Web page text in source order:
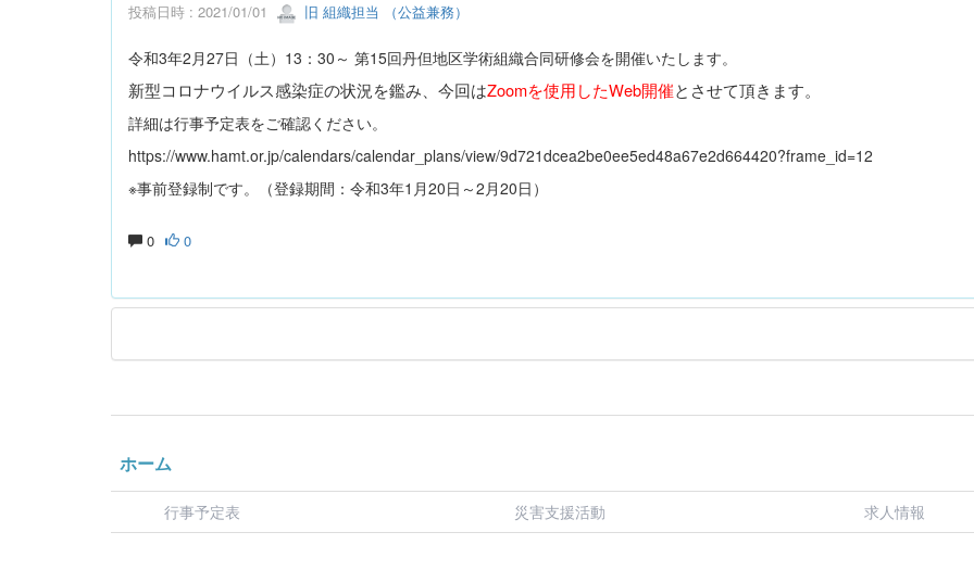
投稿日時 : 2021/01/01 旧 組織担当 （公益兼務）
令和3年2月27日（土）13：30～ 第15回丹但地区学術組織合同研修会を開催いたします。
新型コロナウイルス感染症の状況を鑑み、今回はZoomを使用したWeb開催とさせて頂きます。
詳細は行事予定表をご確認ください。
https://www.hamt.or.jp/calendars/calendar_plans/view/9d721dcea2be0ee5ed48a67e2d664420?frame_id=12
※事前登録制です。（登録期間：令和3年1月20日～2月20日）
0 0
ホーム
行事予定表 災害支援活動 求人情報